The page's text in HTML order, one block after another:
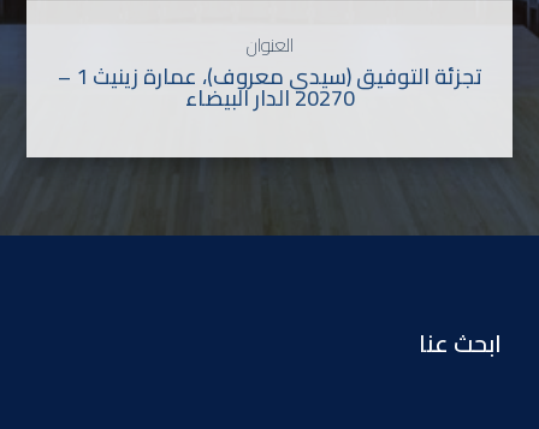
العنوان
تجزئة التوفيق (سيدي معروف)، عمارة زينيث 1 –
20270 الدار البيضاء
ابحث عنا